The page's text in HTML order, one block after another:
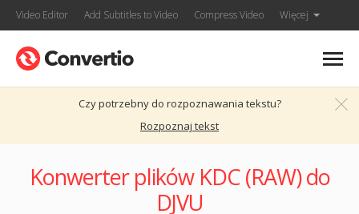
Video Editor Add Subtitles to Video Compress Video Więcej
Czy potrzebny do rozpoznawania tekstu?
Rozpoznaj tekst
Konwerter plików KDC (RAW) do
DJVU